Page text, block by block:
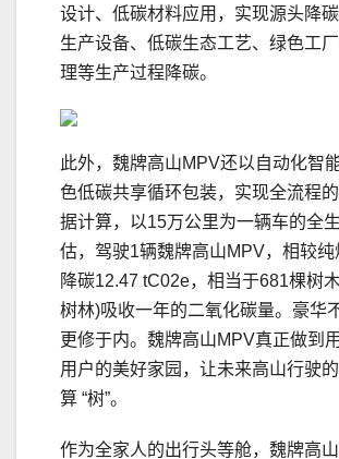
设计、低碳材料应用，实现源头降
生产设备、低碳生态工艺、绿色工
理等生产过程降碳。
此外，魏牌高山MPV还以自动化智
色低碳共享循环包装，实现全流程的
据计算，以15万公里为一辆车的全
估，驾驶1辆魏牌高山MPV，相较
降碳12.47 tC02e，相当于681棵树
树林)吸收一年的二氧化碳量。豪华
更修于内。魏牌高山MPV真正做到
用户的美好家园，让未来高山行驶
算 “树”。
作为全家人的出行头等舱，魏牌高